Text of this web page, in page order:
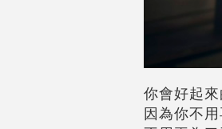
你會好起來
因為你不